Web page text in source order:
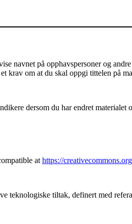
navnet på opphavspersoner og
krav om at du skal oppgi tittelen på
dersom du har endret materialet
at https://
teknologiske tiltak, definert med